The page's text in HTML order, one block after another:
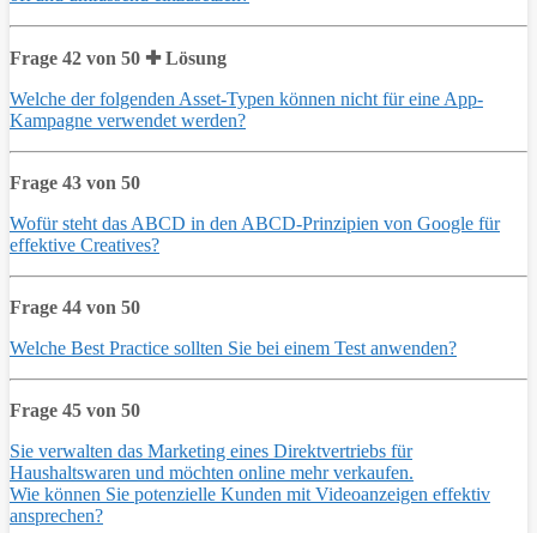
Frage 42 von 50 ✚ Lösung
Welche der folgenden Asset-Typen können nicht für eine App-
Kampagne verwendet werden?
Frage 43 von 50
Wofür steht das ABCD in den ABCD-Prinzipien von Google für
effektive Creatives?
Frage 44 von 50
Welche Best Practice sollten Sie bei einem Test anwenden?
Frage 45 von 50
Sie verwalten das Marketing eines Direktvertriebs für
Haushaltswaren und möchten online mehr verkaufen.
Wie können Sie potenzielle Kunden mit Videoanzeigen effektiv
ansprechen?